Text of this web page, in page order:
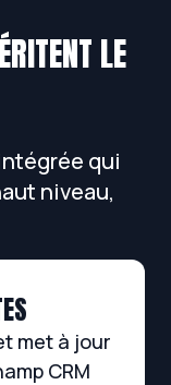
LE
qui
niveau,
met à jour
CRM